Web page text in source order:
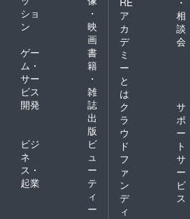
ショ
ン
・
映
画
ゲー
ム・
サー
ビス
開発
書
籍
・
雑
誌
出
版
ビジ
ネ
ス・
起業
ビ
ュ
ー
テ
ィ
ー
ア
カ
デ
ミ
ー
と
は
相
談
会
ク
ラ
ウ
ド
フ
ァ
ン
デ
ィ
サ
ポ
ー
ト
サ
ー
ビ
ス